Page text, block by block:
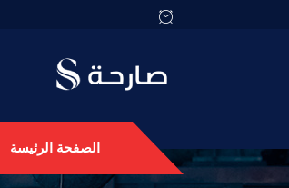
الصفحة الرئيسة